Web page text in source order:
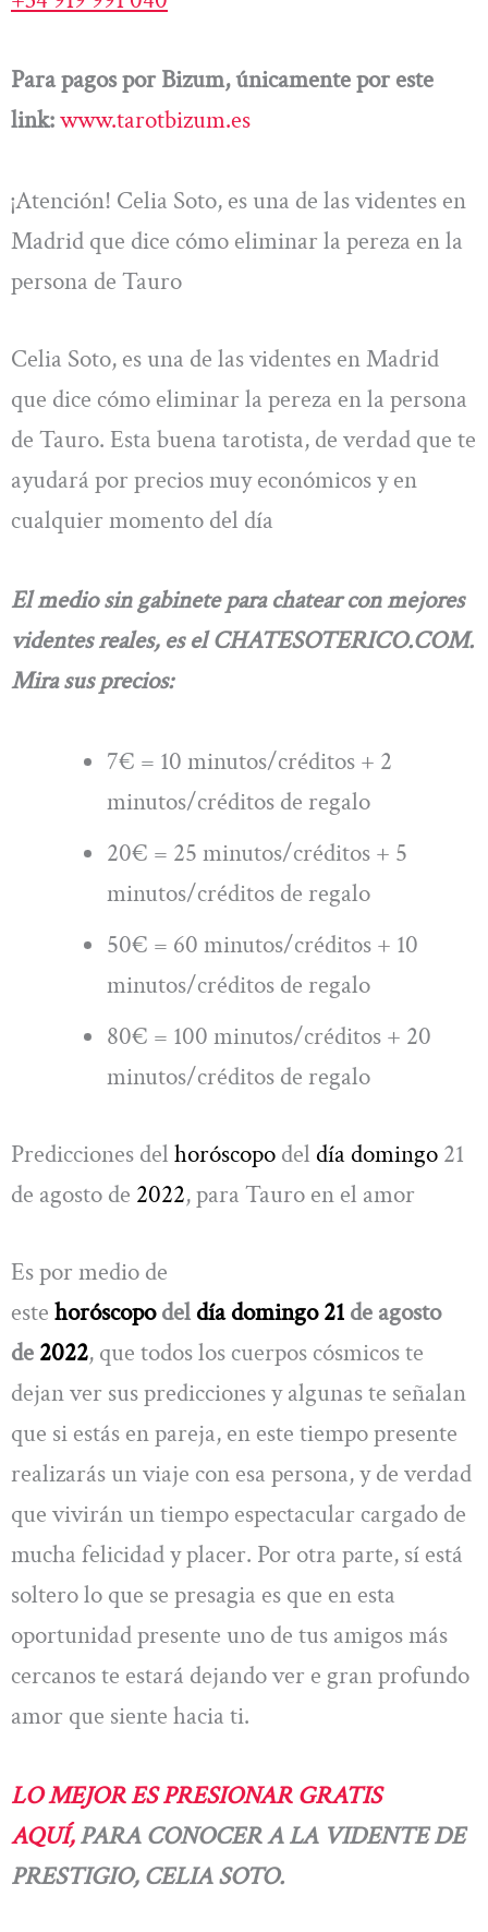
Para pagos por Bizum, únicamente por este
link:www.tarotbizum.es
¡Atención! Celia Soto, es una de las videntes en
Madrid que dice cómo eliminar la pereza en la
persona de Tauro
Celia Soto, es una de las videntes en Madrid
que dice cómo eliminar la pereza en la persona
de Tauro. Esta buena tarotista, de verdad que te
ayudará por precios muy económicos y en
cualquier momento del día
El medio sin gabinete para chatear con mejores
videntes reales, es el CHATESOTERICO.COM.
Mira sus precios:
7€ = 10 minutos/créditos + 2
minutos/créditos de regalo
20€ = 25 minutos/créditos + 5
minutos/créditos de regalo
50€ = 60 minutos/créditos + 10
minutos/créditos de regalo
80€ = 100 minutos/créditos + 20
minutos/créditos de regalo
Predicciones del horóscopo del día domingo 21
de agosto de 2022, para Tauro en el amor
Es por medio de
este horóscopodel día domingo 21 de agosto
de 2022, que todos los cuerpos cósmicos te
dejan ver sus predicciones y algunas te señalan
que si estás en pareja, en este tiempo presente
realizarás un viaje con esa persona, y de verdad
que vivirán un tiempo espectacular cargado de
mucha felicidad y placer. Por otra parte, sí está
soltero lo que se presagia es que en esta
oportunidad presente uno de tus amigos más
cercanos te estará dejando ver e gran profundo
amor que siente hacia ti.
LO MEJOR ES PRESIONAR GRATIS
AQUÍ,PARA CONOCER A LA VIDENTE DE
PRESTIGIO, CELIA SOTO.